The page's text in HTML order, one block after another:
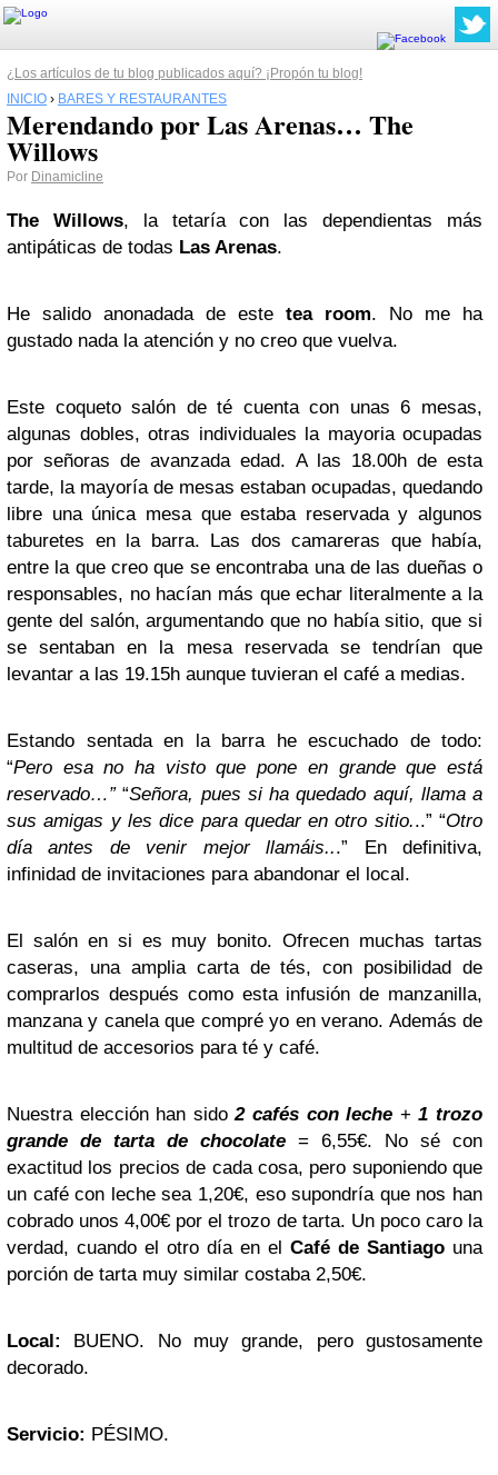
¿Los artículos de tu blog publicados aquí? ¡Propón tu blog!
INICIO › BARES Y RESTAURANTES
Merendando por Las Arenas… The
Willows
Por Dinamicline
The Willows, la tetaría con las dependientas más
antipáticas de todas Las Arenas.
He salido anonadada de este tea room. No me ha
gustado nada la atención y no creo que vuelva.
Este coqueto salón de té cuenta con unas 6 mesas,
algunas dobles, otras individuales la mayoria ocupadas
por señoras de avanzada edad. A las 18.00h de esta
tarde, la mayoría de mesas estaban ocupadas, quedando
libre una única mesa que estaba reservada y algunos
taburetes en la barra. Las dos camareras que había,
entre la que creo que se encontraba una de las dueñas o
responsables, no hacían más que echar literalmente a la
gente del salón, argumentando que no había sitio, que si
se sentaban en la mesa reservada se tendrían que
levantar a las 19.15h aunque tuvieran el café a medias.
Estando sentada en la barra he escuchado de todo:
“Pero esa no ha visto que pone en grande que está
reservado…”“Señora, pues si ha quedado aquí, llama a
sus amigas y les dice para quedar en otro sitio...” “Otro
día antes de venir mejor llamáis...” En definitiva,
infinidad de invitaciones para abandonar el local.
El salón en si es muy bonito. Ofrecen muchas tartas
caseras, una amplia carta de tés, con posibilidad de
comprarlos después como esta infusión de manzanilla,
manzana y canela que compré yo en verano. Además de
multitud de accesorios para té y café.
Nuestra elección han sido2 cafés con leche +1 trozo
grande de tarta de chocolate = 6,55€. No sé con
exactitud los precios de cada cosa, pero suponiendo que
un café con leche sea 1,20€, eso supondría que nos han
cobrado unos 4,00€ por el trozo de tarta. Un poco caro la
verdad, cuando el otro día en el Café de Santiago una
porción de tarta muy similar costaba 2,50€.
Local:
BUENO. No muy grande, pero gustosamente
decorado.
Servicio: PÉSIMO.